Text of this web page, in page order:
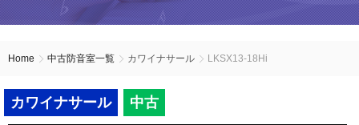
ペット用防音室
アビテックス2畳～3畳未満
設置スペースの採寸方法
Home 中古防音室一覧 カワイナサール LKSX13-18Hi
カワイナサール 中古